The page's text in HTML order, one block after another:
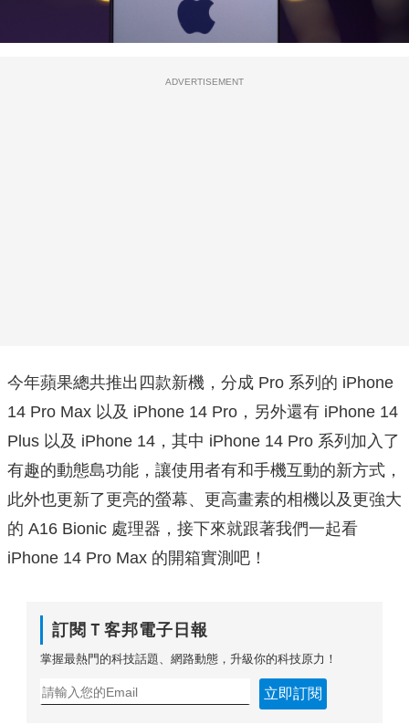
ADVERTISEMENT
今年蘋果總共推出四款新機，分成 Pro 系列的 iPhone
14 Pro Max 以及 iPhone 14 Pro，另外還有 iPhone 14
Plus 以及 iPhone 14，其中 iPhone 14 Pro 系列加入了
有趣的動態島功能，讓使用者有和手機互動的新方式，
此外也更新了更亮的螢幕、更高畫素的相機以及更強大
的 A16 Bionic 處理器，接下來就跟著我們一起看
iPhone 14 Pro Max 的開箱實測吧！
訂閱Ｔ客邦電子日報
掌握最熱門的科技話題、網路動態，升級你的科技原力！
立即訂閱